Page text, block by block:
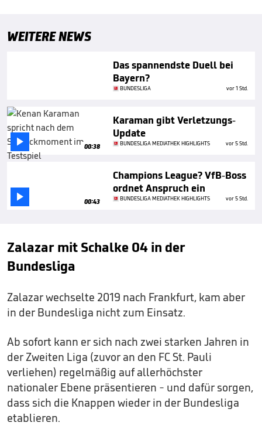
WEITERE NEWS
Das spannendste Duell bei
Bayern?
BUNDESLIGA vor 1 Std.
 00:38
Karaman gibt Verletzungs-
Update
BUNDESLIGA MEDIATHEK HIGHLIGHTS vor 5 Std.
 00:43
Champions League? VfB-Boss
ordnet Anspruch ein
BUNDESLIGA MEDIATHEK HIGHLIGHTS vor 5 Std.
Zalazar mit Schalke 04 in der
Bundesliga
Zalazar wechselte 2019 nach Frankfurt, kam aber
in der Bundesliga nicht zum Einsatz.
Ab sofort kann er sich nach zwei starken Jahren in
der Zweiten Liga (zuvor an den FC St. Pauli
verliehen) regelmäßig auf allerhöchster
nationaler Ebene präsentieren - und dafür sorgen,
dass sich die Knappen wieder in der Bundesliga
etablieren.